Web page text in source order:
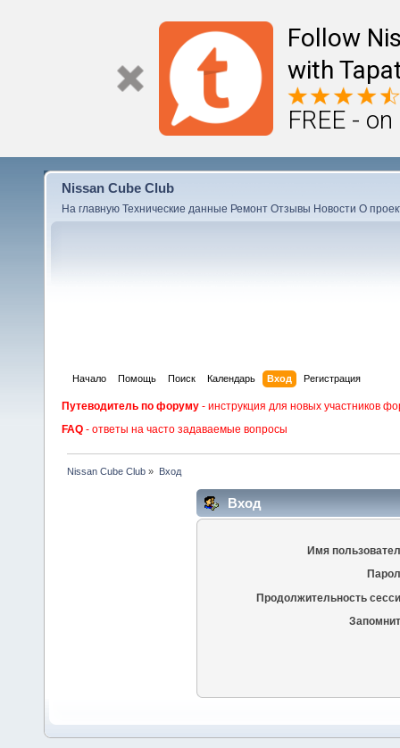
Follow
with
FREE -
Nissan Cube Club
На главную Технические данные Ремонт Отзывы Новости О
Начало Помощь Поиск Календарь Вход Регистрация
Путеводитель по форуму - инструкция для новых участников
FAQ - ответы на часто задаваемые вопросы
Nissan Cube Club » Вход
Вход
Имя
Продолжительность